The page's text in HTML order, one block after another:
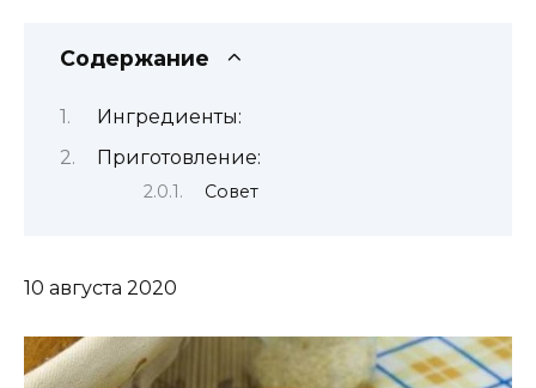
Содержание
Ингредиенты:
Приготовление:
Совет
10 августа 2020